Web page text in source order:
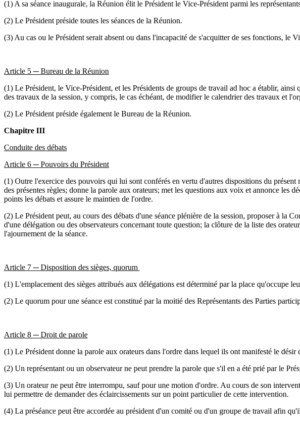
(1) A sa séance inaugurale, la Réunion élit le Président le Vice-Président parmi les
(2) Le Président préside toutes les séances de la Réunion.
(3) Au cas ou le Président serait absent ou dans l'incapacité de s'acquitter de ses fonctions, le
Article 5 ─ Bureau de la Réunion
(1) Le Président, le Vice-Président, et les Présidents de groups de travail ad hoc a établir,
des travaux de la session, y compris, le cas échéant, de modifier le calendrier des travaux et
(2) Le Président préside également le Bureau de la Réunion.
Chapitre III
Conduite des débats
Article 6 ─ Pouvoirs du Président
(1) Outre l'exercice des pouvoirs qui lui sont conférés en vertu d'autres dispositions du
des présentes règles; donne la parole aux orateurs; met les questions aux voix et annonce les
points les débats et assure le maintien de l'ordre.
(2) Le Président peut, au cours des débats d'une séance plénière de la session, proposer à
d'une délégation ou des observateurs concernant toute question; la clôture de la liste des
l'ajournement de la séance.
Article 7 ─ Disposition des sièges, quorum
(1) L'emplacement des sièges attribués aux délégations est déterminé par la place qu'occupe
(2) Le quorum pour une séance est constitué par la moitié des Représentants des Parties
Article 8 ─ Droit de parole
(1) Le Président donne la parole aux orateurs dans l'ordre dans lequel ils ont manifesté le désir
(2) Un représentant ou un observateur ne peut prendre la parole que s'il en a été prié par le
(3) Un orateur ne peut être interrompu, sauf pour une motion d'ordre. Au cours de son
lui permettre de demander des éclaircissements sur un point particulier de cette intervention.
(4) La préséance peut être accordée au président d'un comité ou d'un groupe de travail afin